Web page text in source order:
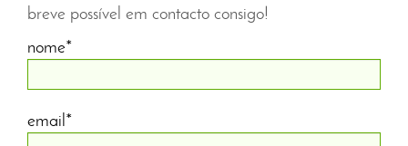
breve possível em contacto consigo!
nome*
email*